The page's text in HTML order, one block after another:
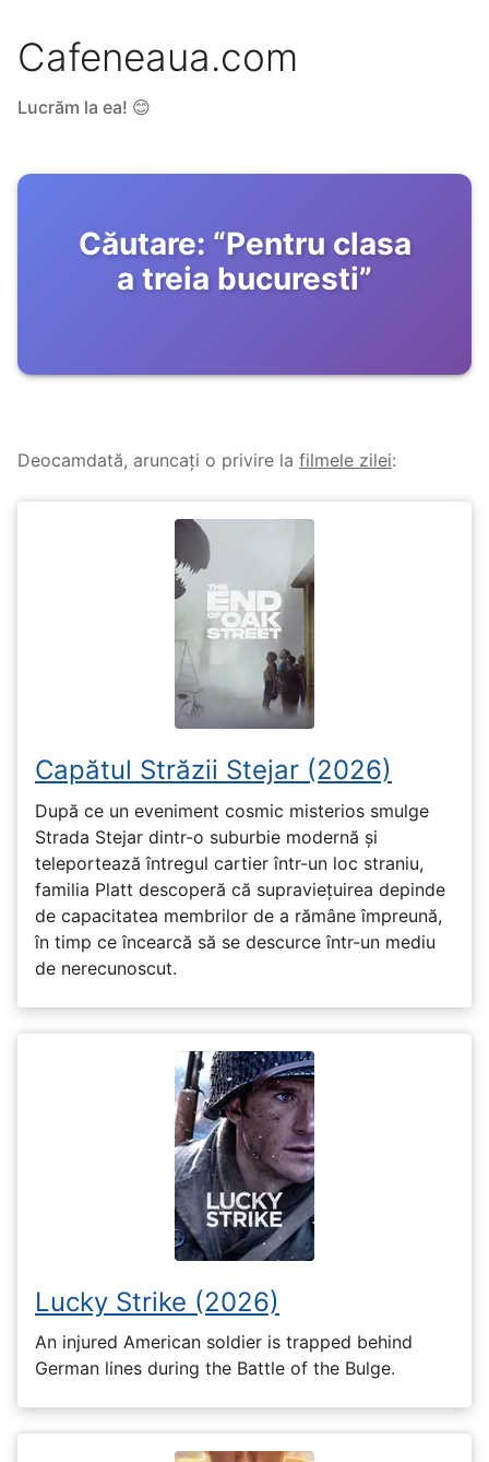
Cafeneaua.com
Lucrăm la ea! 😊
Căutare: “Pentru clasa
a treia bucuresti”
Deocamdată, aruncați o privire la filmele zilei:
Capătul Străzii Stejar (2026)
După ce un eveniment cosmic misterios smulge
Strada Stejar dintr-o suburbie modernă și
teleportează întregul cartier într-un loc straniu,
familia Platt descoperă că supraviețuirea depinde
de capacitatea membrilor de a rămâne împreună,
în timp ce încearcă să se descurce într-un mediu
de nerecunoscut.
Lucky Strike (2026)
An injured American soldier is trapped behind
German lines during the Battle of the Bulge.